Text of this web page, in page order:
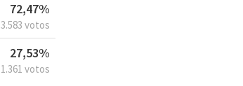
72,47%
3.583 votos
27,53%
1.361 votos